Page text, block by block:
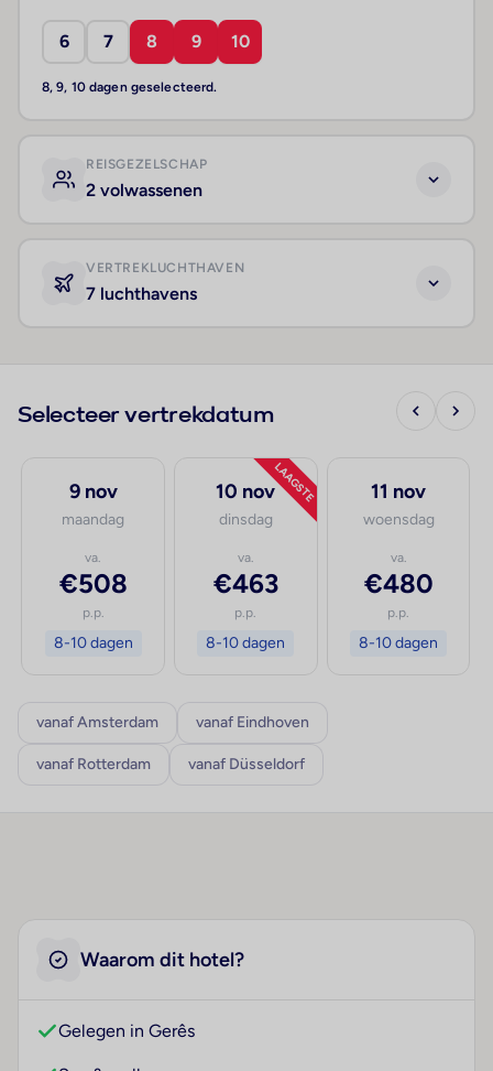
6 7 8 9 10
8, 9, 10 dagen geselecteerd.
REISGEZELSCHAP
2 volwassenen
VERTREKLUCHTHAVEN
7 luchthavens
Selecteer vertrekdatum
9 nov
maandag
va.
€508
p.p.
8-10 dagen
LAAGSTE
10 nov
dinsdag
va.
€463
p.p.
8-10 dagen
11 nov
woensdag
va.
€480
p.p.
8-10 dagen
vanaf Amsterdam vanaf Eindhoven
vanaf Rotterdam vanaf Düsseldorf
Waarom dit hotel?
Gelegen in Gerês